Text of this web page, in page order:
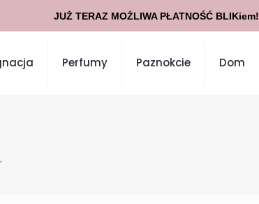
Perfumy Paznokcie Dom
JUŻ TERAZ MOŻLIWA PŁATNOŚĆ BLIKiem!